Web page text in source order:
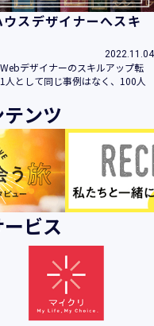
を取得させていただき
た個人情報を、当社は
手段により取得・収集
面、電話等の手段によっ
社は取得・収集させて
を収集させていただく方
、ブラウザや携帯電
含みます。
囲内で利用すること
スデザイナーへスキ
2022.11.04
デザイナーのスキルアップ転
人として同じ事例はなく、100人
ンツ
ビス